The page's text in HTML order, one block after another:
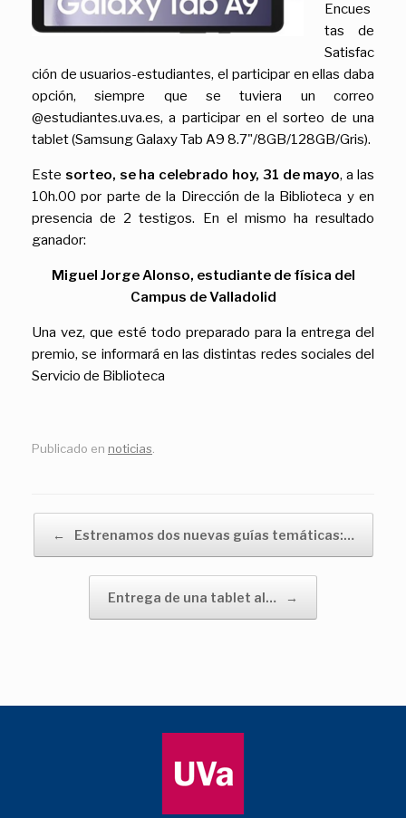
Encues
tas de
Satisfac
ción de usuarios-estudiantes, el participar en ellas daba
opción, siempre que se tuviera un correo
@estudiantes.uva.es, a participar en el sorteo de una
tablet (Samsung Galaxy Tab A9 8.7"/8GB/128GB/Gris).
Este sorteo, se ha celebrado hoy, 31 de mayo, a las
10h.00 por parte de la Dirección de la Biblioteca y en
presencia de 2 testigos. En el mismo ha resultado
ganador:
Miguel Jorge Alonso, estudiante de física del
Campus de Valladolid
Una vez, que esté todo preparado para la entrega del
premio, se informará en las distintas redes sociales del
Servicio de Biblioteca
Publicado en noticias
← Estrenamos dos nuevas guías temáticas:…
Entrega de una tablet al… →